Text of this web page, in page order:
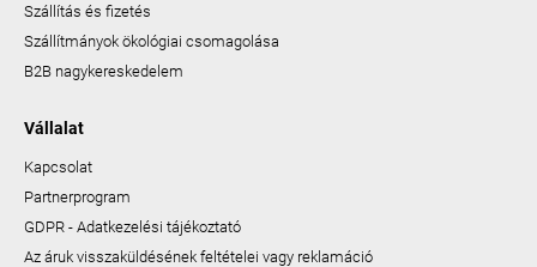
Szállítás és fizetés
Szállítmányok ökológiai csomagolása
B2B nagykereskedelem
Vállalat
Kapcsolat
Partnerprogram
GDPR - Adatkezelési tájékoztató
Az áruk visszaküldésének feltételei vagy reklamáció